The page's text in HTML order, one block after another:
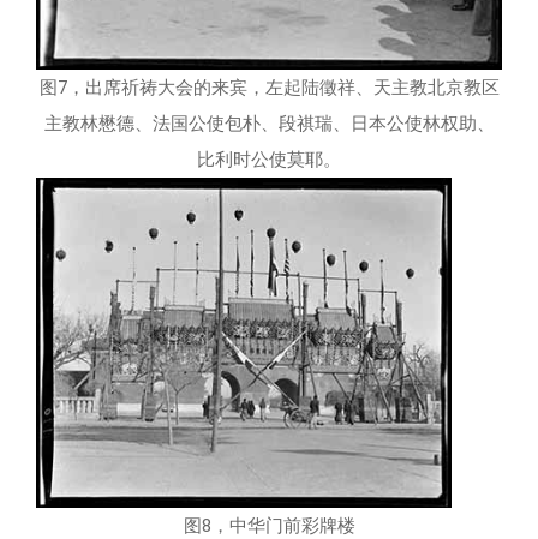
图7，出席祈祷大会的来宾，左起陆徵祥、天主教北京教区
主教林懋德、法国公使包朴、段祺瑞、日本公使林权助、
比利时公使莫耶。
图8，中华门前彩牌楼